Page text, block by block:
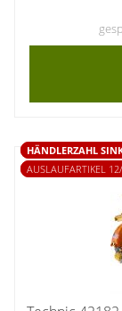
HÄNDLERZAHL
AUSLAUFARTIKEL